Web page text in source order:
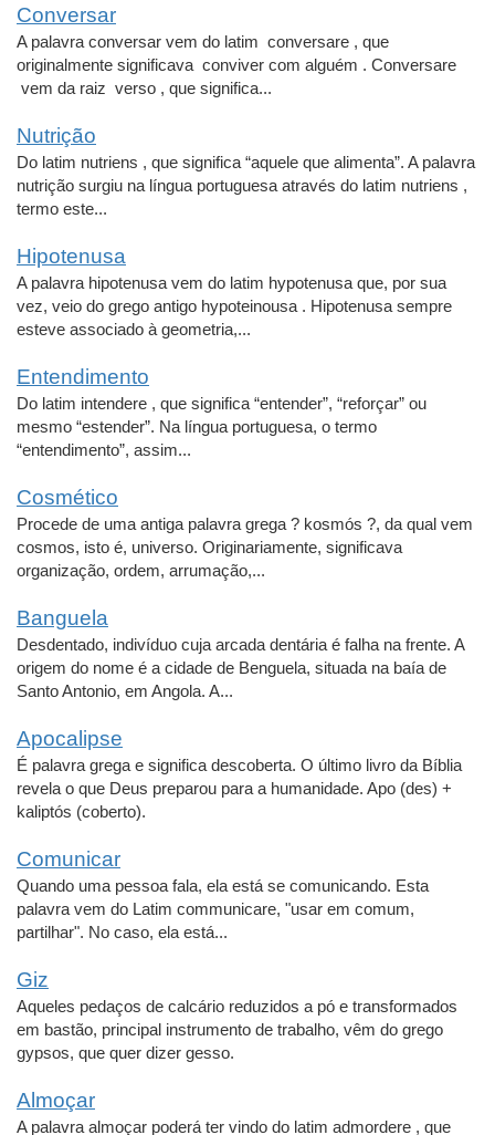
Conversar
A palavra conversar vem do latim conversare , que
originalmente significava conviver com alguém . Conversare
vem da raiz verso , que significa...
Nutrição
Do latim nutriens , que significa “aquele que alimenta”. A palavra
nutrição surgiu na língua portuguesa através do latim nutriens ,
termo este...
Hipotenusa
A palavra hipotenusa vem do latim hypotenusa que, por sua
vez, veio do grego antigo hypoteinousa . Hipotenusa sempre
esteve associado à geometria,...
Entendimento
Do latim intendere , que significa “entender”, “reforçar” ou
mesmo “estender”. Na língua portuguesa, o termo
“entendimento”, assim...
Cosmético
Procede de uma antiga palavra grega ? kosmós ?, da qual vem
cosmos, isto é, universo. Originariamente, significava
organização, ordem, arrumação,...
Banguela
Desdentado, indivíduo cuja arcada dentária é falha na frente. A
origem do nome é a cidade de Benguela, situada na baía de
Santo Antonio, em Angola. A...
Apocalipse
É palavra grega e significa descoberta. O último livro da Bíblia
revela o que Deus preparou para a humanidade. Apo (des) +
kaliptós (coberto).
Comunicar
Quando uma pessoa fala, ela está se comunicando. Esta
palavra vem do Latim communicare, "usar em comum,
partilhar". No caso, ela está...
Giz
Aqueles pedaços de calcário reduzidos a pó e transformados
em bastão, principal instrumento de trabalho, vêm do grego
gypsos, que quer dizer gesso.
Almoçar
A palavra almoçar poderá ter vindo do latim admordere , que